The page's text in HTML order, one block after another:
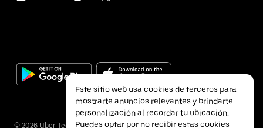
© 2026 Uber Technologies Inc.
Este sitio web usa cookies de terceros para
mostrarte anuncios relevantes y brindarte
personalización al recordar tu ubicación.
Puedes optar por no recibir estas cookies